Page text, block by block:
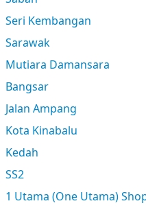
Seri Kembangan
Sarawak
Mutiara Damansara
Bangsar
Jalan Ampang
Kota Kinabalu
Kedah
SS2
1 Utama (One Utama)